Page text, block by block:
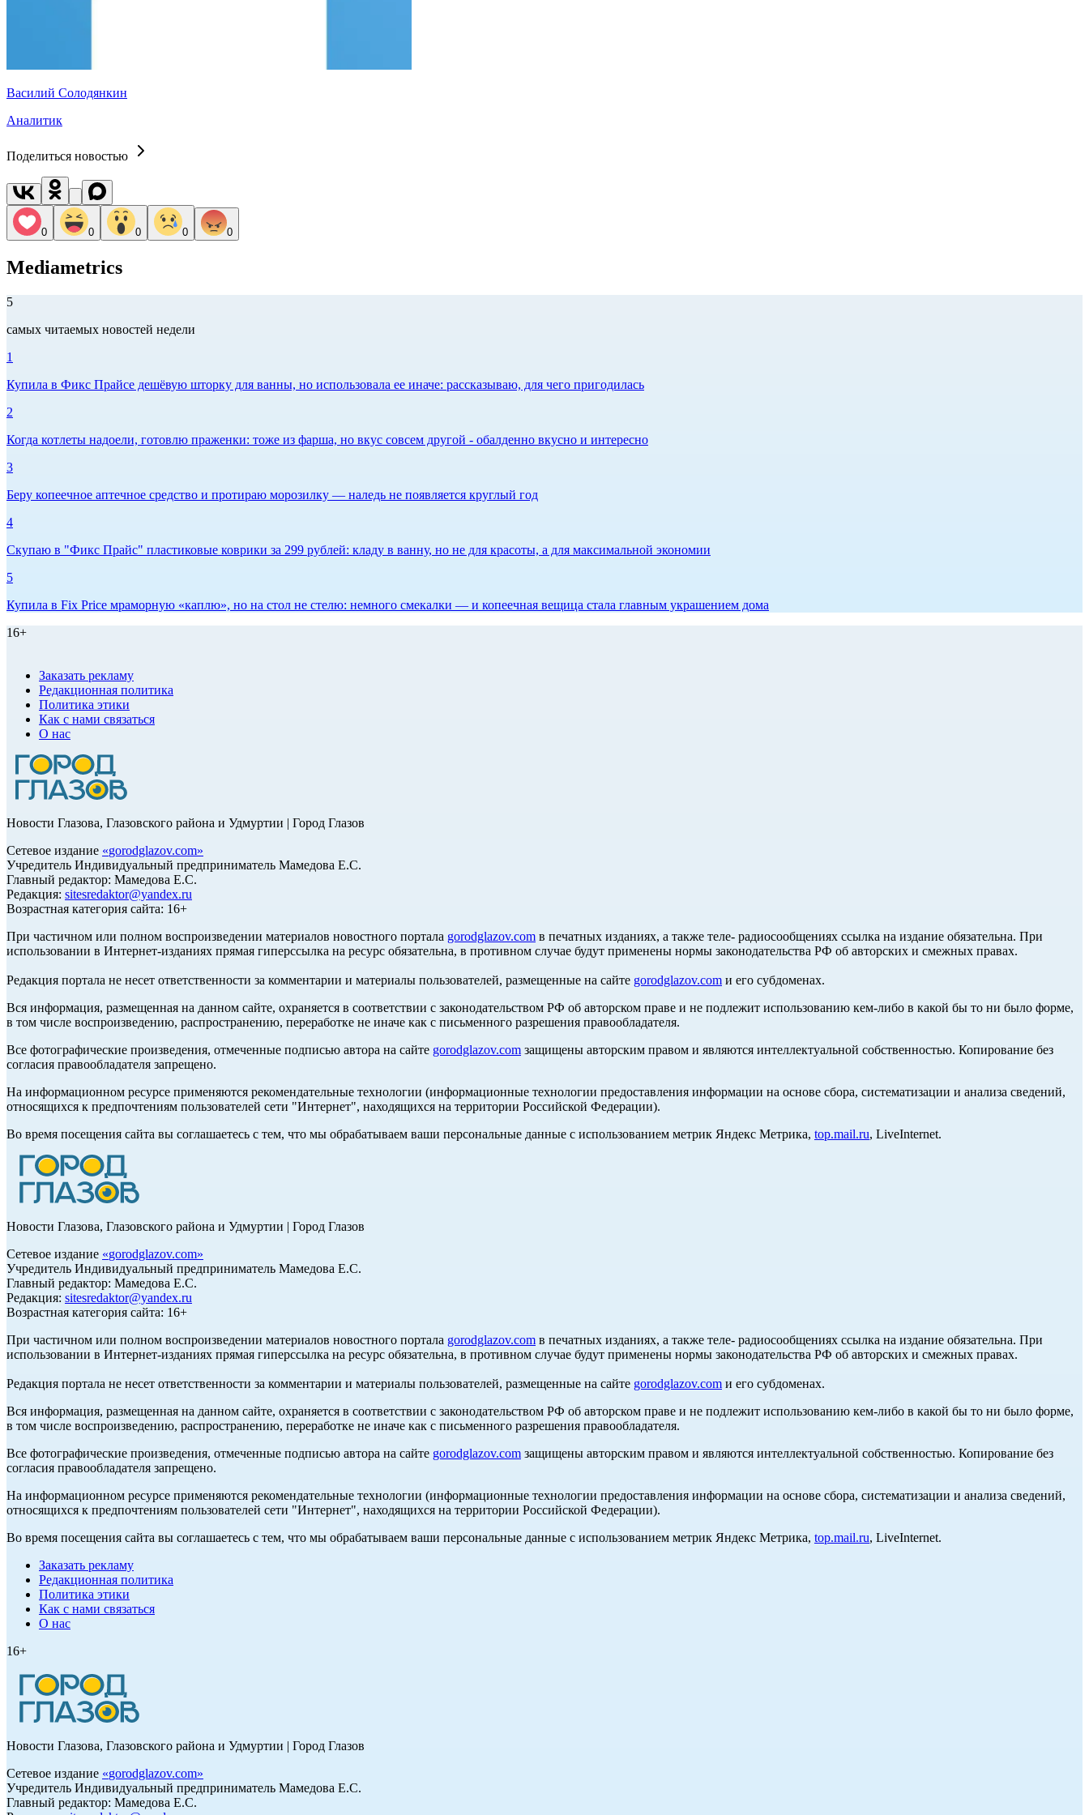
Василий Солодянкин
Аналитик
Поделиться новостью
0 0 0 0 0
Mediametrics
5
самых читаемых новостей недели
1
Купила в Фикс Прайсе дешёвую шторку для ванны, но использовала ее иначе: рассказываю, для чего пригодилась
2
Когда котлеты надоели, готовлю праженки: тоже из фарша, но вкус совсем другой - обалденно вкусно и интересно
3
Беру копеечное аптечное средство и протираю морозилку — наледь не появляется круглый год
4
Скупаю в "Фикс Прайс" пластиковые коврики за 299 рублей: кладу в ванну, но не для красоты, а для максимальной экономии
5
Купила в Fix Price мраморную «каплю», но на стол не стелю: немного смекалки — и копеечная вещица стала главным украшением дома
16+
Заказать рекламу
Редакционная политика
Политика этики
Как с нами связаться
О нас
Новости Глазова, Глазовского района и Удмуртии | Город Глазов
Сетевое издание «gorodglazov.com»
Учредитель Индивидуальный предприниматель Мамедова Е.С.
Главный редактор: Мамедова Е.С.
Редакция: sitesredaktor@yandex.ru
Возрастная категория сайта: 16+
При частичном или полном воспроизведении материалов новостного портала gorodglazov.com в печатных изданиях, а также теле- радиосообщениях ссылка на издание обязательна. При
использовании в Интернет-изданиях прямая гиперссылка на ресурс обязательна, в противном случае будут применены нормы законодательства РФ об авторских и смежных правах.
Редакция портала не несет ответственности за комментарии и материалы пользователей, размещенные на сайте gorodglazov.com и его субдоменах.
Вся информация, размещенная на данном сайте, охраняется в соответствии с законодательством РФ об авторском праве и не подлежит использованию кем-либо в какой бы то ни было форме,
в том числе воспроизведению, распространению, переработке не иначе как с письменного разрешения правообладателя.
Все фотографические произведения, отмеченные подписью автора на сайте gorodglazov.com защищены авторским правом и являются интеллектуальной собственностью. Копирование без
согласия правообладателя запрещено.
На информационном ресурсе применяются рекомендательные технологии (информационные технологии предоставления информации на основе сбора, систематизации и анализа сведений,
относящихся к предпочтениям пользователей сети "Интернет", находящихся на территории Российской Федерации).
Во время посещения сайта вы соглашаетесь с тем, что мы обрабатываем ваши персональные данные с использованием метрик Яндекс Метрика, top.mail.ru, LiveInternet.
Новости Глазова, Глазовского района и Удмуртии | Город Глазов
Сетевое издание «gorodglazov.com»
Учредитель Индивидуальный предприниматель Мамедова Е.С.
Главный редактор: Мамедова Е.С.
Редакция: sitesredaktor@yandex.ru
Возрастная категория сайта: 16+
При частичном или полном воспроизведении материалов новостного портала gorodglazov.com в печатных изданиях, а также теле- радиосообщениях ссылка на издание обязательна. При
использовании в Интернет-изданиях прямая гиперссылка на ресурс обязательна, в противном случае будут применены нормы законодательства РФ об авторских и смежных правах.
Редакция портала не несет ответственности за комментарии и материалы пользователей, размещенные на сайте gorodglazov.com и его субдоменах.
Вся информация, размещенная на данном сайте, охраняется в соответствии с законодательством РФ об авторском праве и не подлежит использованию кем-либо в какой бы то ни было форме,
в том числе воспроизведению, распространению, переработке не иначе как с письменного разрешения правообладателя.
Все фотографические произведения, отмеченные подписью автора на сайте gorodglazov.com защищены авторским правом и являются интеллектуальной собственностью. Копирование без
согласия правообладателя запрещено.
На информационном ресурсе применяются рекомендательные технологии (информационные технологии предоставления информации на основе сбора, систематизации и анализа сведений,
относящихся к предпочтениям пользователей сети "Интернет", находящихся на территории Российской Федерации).
Во время посещения сайта вы соглашаетесь с тем, что мы обрабатываем ваши персональные данные с использованием метрик Яндекс Метрика, top.mail.ru, LiveInternet.
Заказать рекламу
Редакционная политика
Политика этики
Как с нами связаться
О нас
16+
Новости Глазова, Глазовского района и Удмуртии | Город Глазов
Сетевое издание «gorodglazov.com»
Учредитель Индивидуальный предприниматель Мамедова Е.С.
Главный редактор: Мамедова Е.С.